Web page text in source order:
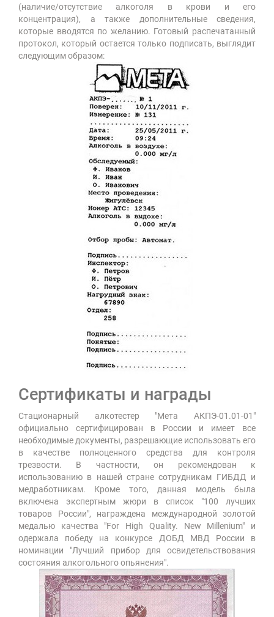
(наличие/отсутствие алкоголя в крови и его
концентрация), а также дополнительные сведения,
которые вводятся по желанию. Готовый распечатанный
протокол, который остается только подписать, выглядит
следующим образом:
Сертификаты и награды
Стационарный алкотестер "Мета АКПЭ-01.01-01"
официально сертифицирован в России и имеет все
необходимые документы, разрешающие использовать его
в качестве полноценного средства для контроля
трезвости. В частности, он рекомендован к
использованию в нашей стране сотрудникам ГИБДД и
медработникам. Кроме того, данная модель была
включена экспертным жюри в список "100 лучших
товаров России", награждена международной золотой
медалью качества "For High Quality. New Millenium" и
одержала победу на конкурсе ДОБД МВД России в
номинации "Лучший прибор для освидетельствования
состояния алкогольного опьянения".